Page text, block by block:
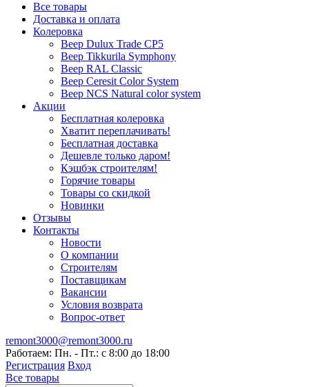
Все товары
Доставка и оплата
Колеровка
Веер Dulux Trade CP5
Веер Tikkurila Symphony
Веер RAL Classic
Веер Ceresit Color System
Веер NCS Natural color system
Акции
Бесплатная колеровка
Хватит переплачивать!
Бесплатная доставка
Дешевле только даром!
Кэшбэк строителям!
Горячие товары
Товары со скидкой
Новинки
Отзывы
Контакты
Новости
О компании
Строителям
Поставщикам
Вакансии
Условия возврата
Вопрос-ответ
remont3000@remont3000.ru
Работаем: Пн. - Пт.: с 8:00 до 18:00
Регистрация Вход
Все товары